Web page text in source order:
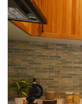
の維持・管理体
措置を講じ、安
を行ないます。